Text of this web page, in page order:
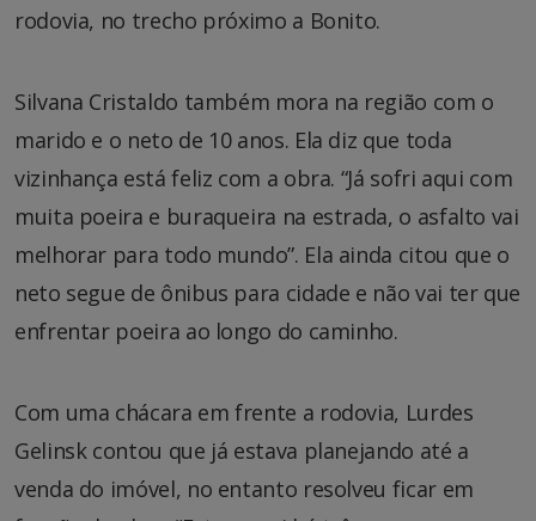
rodovia, no trecho próximo a Bonito.
Silvana Cristaldo também mora na região com o
marido e o neto de 10 anos. Ela diz que toda
vizinhança está feliz com a obra. “Já sofri aqui com
muita poeira e buraqueira na estrada, o asfalto vai
melhorar para todo mundo”. Ela ainda citou que o
neto segue de ônibus para cidade e não vai ter que
enfrentar poeira ao longo do caminho.
Com uma chácara em frente a rodovia, Lurdes
Gelinsk contou que já estava planejando até a
venda do imóvel, no entanto resolveu ficar em